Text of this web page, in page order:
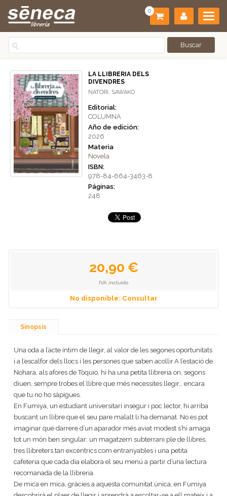
0
LA LLIBRERIA DELS
DIVENDRES
NATORI, SAWAKO
Editorial:
COLUMNA
Año de edición:
2026
Materia
Novela
ISBN:
978-84-664-3463-8
Páginas:
248
20,90 €
IVA incluido
No disponible: Consultar
Sinopsis
Una oda a l’acte íntim de llegir, al valor de les segones oportunitats
i a l’escalfor dels llocs i les persones que saben acollir.A l’estació de
Nohara, als afores de Tòquio, hi ha una petita llibreria on, segons
diuen, sempre trobes el llibre que més necessites llegir… encara
que tu no ho sàpigues.
En Fumiya, un estudiant universitari insegur i poc lector, hi arriba
buscant un llibre que el seu pare malalt li ha demanat. No es pot
imaginar que darrere d’un aparador més aviat modest s’hi amaga
tot un món ben singular: un magatzem subterrani ple de llibres,
tres llibreters tan excèntrics com entranyables i una petita
cafeteria que cada dia elabora el seu menú a partir d’una lectura
recomanada de la llibreria.
De mica en mica, gràcies a aquesta comunitat única, en Fumiya